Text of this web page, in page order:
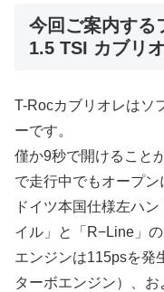
今回ご案内する
1.5 TSI カブリ
T-Rocカブリオレはソ
ーです。
僅か9秒で開けること
で走行中でもオープン
ドイツ本国仕様左ハ
イル」と「R−Line」の
エンジンは115psを発
ターボエンジン）、